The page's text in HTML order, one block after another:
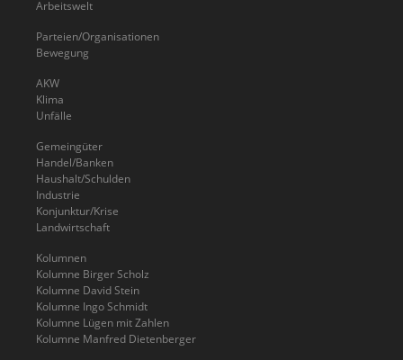
Arbeitswelt
Parteien/Organisationen
Bewegung
AKW
Klima
Unfälle
Gemeingüter
Handel/Banken
Haushalt/Schulden
Industrie
Konjunktur/Krise
Landwirtschaft
Kolumnen
Kolumne Birger Scholz
Kolumne David Stein
Kolumne Ingo Schmidt
Kolumne Lügen mit Zahlen
Kolumne Manfred Dietenberger